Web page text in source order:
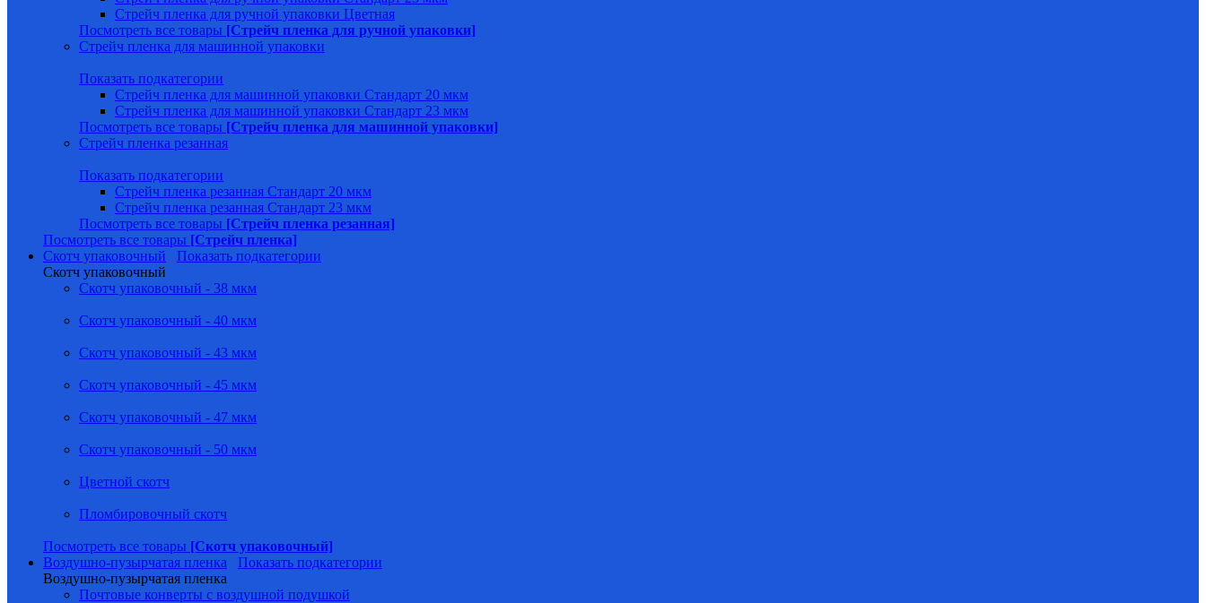
Стрейч пленка для ручной упаковки Цветная
Посмотреть все товары [Стрейч пленка для ручной упаковки]
Стрейч пленка для машинной упаковки
Показать подкатегории
Стрейч пленка для машинной упаковки Стандарт 20 мкм
Стрейч пленка для машинной упаковки Стандарт 23 мкм
Посмотреть все товары [Стрейч пленка для машинной упаковки]
Стрейч пленка резанная
Показать подкатегории
Стрейч пленка резанная Стандарт 20 мкм
Стрейч пленка резанная Стандарт 23 мкм
Посмотреть все товары [Стрейч пленка резанная]
Посмотреть все товары [Стрейч пленка]
Скотч упаковочный
Показать подкатегории
Скотч упаковочный
Скотч упаковочный - 38 мкм
Скотч упаковочный - 40 мкм
Скотч упаковочный - 43 мкм
Скотч упаковочный - 45 мкм
Скотч упаковочный - 47 мкм
Скотч упаковочный - 50 мкм
Цветной скотч
Пломбировочный скотч
Посмотреть все товары [Скотч упаковочный]
Воздушно-пузырчатая пленка
Показать подкатегории
Воздушно-пузырчатая пленка
Почтовые конверты с воздушной подушкой